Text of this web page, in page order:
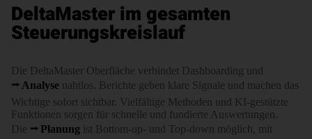
DeltaMaster im gesamten
Steuerungskreislauf
Die DeltaMaster Ober­fläche verbindet Dash­boarding und
Analyse nahtlos. Berichte geben klare Signale und machen das
Wichtige sofort sichtbar. Vielfältige Methoden und KI-gestützte
Funk­tionen sorgen für schnelle und fundierte Auswertungen.
Die
Planung ist Bottom-up- und Top-down möglich, mit